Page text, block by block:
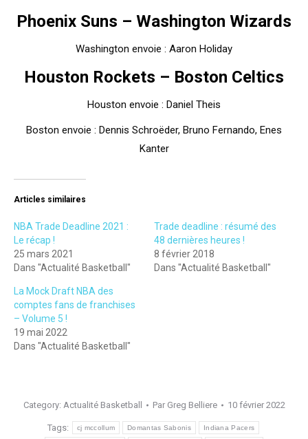
Phoenix Suns – Washington Wizards
Washington envoie : Aaron Holiday
Houston Rockets – Boston Celtics
Houston envoie : Daniel Theis
Boston envoie : Dennis Schroëder, Bruno Fernando, Enes
Kanter
Articles similaires
NBA Trade Deadline 2021 :
Le récap !
25 mars 2021
Dans "Actualité Basketball"
Trade deadline : résumé des
48 dernières heures !
8 février 2018
Dans "Actualité Basketball"
La Mock Draft NBA des
comptes fans de franchises
– Volume 5 !
19 mai 2022
Dans "Actualité Basketball"
Category: Actualité Basketball Par Greg Belliere 10 février 2022
Tags: cj mccollum Domantas Sabonis Indiana Pacers